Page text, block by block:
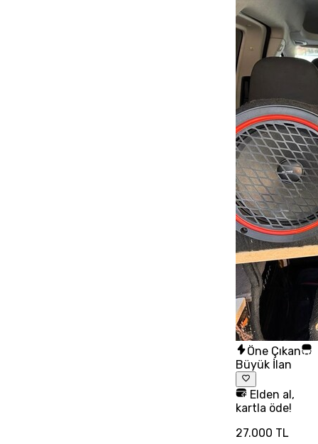
Öne Çıkan
Büyük İlan
Elden al,
kartla öde!
27.000 TL